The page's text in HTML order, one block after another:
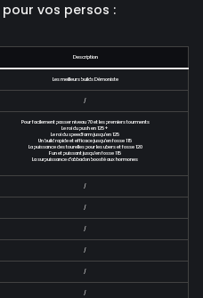
vos persos :
Description
Les meilleurs builds Démoniste
/
Pour facilement passer niveau 70 et les premiers tourments
Le roi du push en 125+
Le roi du speedfarm jusqu'en 125
Un build rapide et efficace jusqu'en fosse 115
La puissance des tourelles pour les ubers et fosse 120
Fun et puissant jusqu'en fosse 115
La surpuissance d'abbadon boosté aux hormones
/
/
/
/
/
/